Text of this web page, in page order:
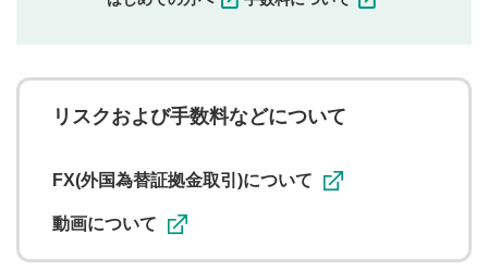
に関する著作者人格権を行使しないことに同意します。利
用者が投稿したコメントは、当社サービスの広告・宣伝、
ることがあります。
リスクおよび手数料などについて
FX(外国為替証拠金取引)について
動画について